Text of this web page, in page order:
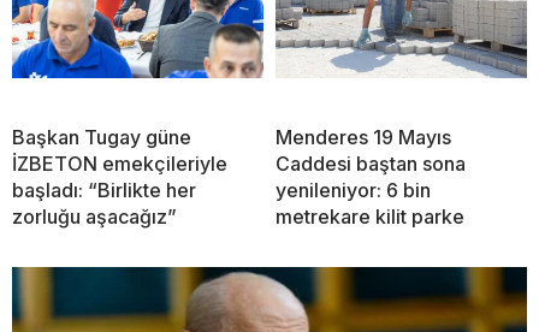
Başkan Tugay güne
İZBETON emekçileriyle
başladı: “Birlikte her
zorluğu aşacağız”
Menderes 19 Mayıs
Caddesi baştan sona
yenileniyor: 6 bin
metrekare kilit parke